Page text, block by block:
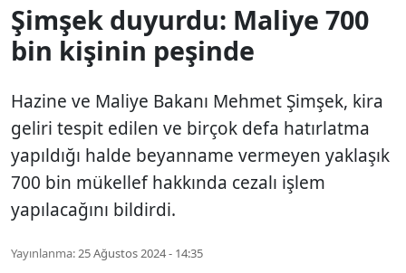
Şimşek duyurdu: Maliye 700
bin kişinin peşinde
Hazine ve Maliye Bakanı Mehmet Şimşek, kira
geliri tespit edilen ve birçok defa hatırlatma
yapıldığı halde beyanname vermeyen yaklaşık
700 bin mükellef hakkında cezalı işlem
yapılacağını bildirdi.
Yayınlanma:25 Ağustos 2024 - 14:35